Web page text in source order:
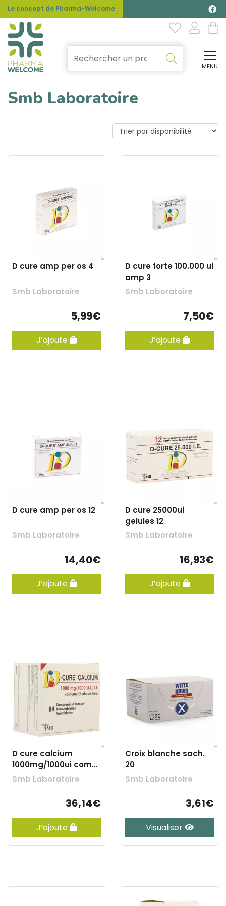
Le concept de Pharma-Welcome
MENU
Smb Laboratoire
D cure amp per os 4
Smb Laboratoire
5,99€
J’ajoute
D cure forte 100.000 ui
amp 3
Smb Laboratoire
7,50€
J’ajoute
D cure amp per os 12
Smb Laboratoire
14,40€
J’ajoute
D cure 25000ui
gelules 12
Smb Laboratoire
16,93€
J’ajoute
D cure calcium
1000mg/1000ui comp
croquer 84
Smb Laboratoire
36,14€
J’ajoute
Croix blanche sach.
20
Smb Laboratoire
3,61€
Visualiser